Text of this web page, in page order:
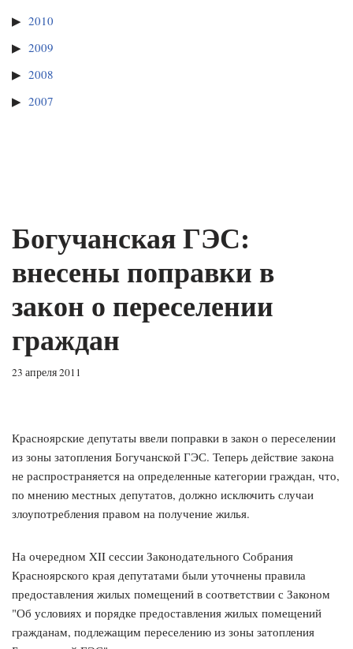
2010
2009
2008
2007
Богучанская ГЭС:
внесены поправки в
закон о переселении
граждан
23 апреля 2011
Красноярские депутаты ввели поправки в закон о переселении
из зоны затопления Богучанской ГЭС. Теперь действие закона
не распространяется на определенные категории граждан, что,
по мнению местных депутатов, должно исключить случаи
злоупотребления правом на получение жилья.
На очередном XII сессии Законодательного Собрания
Красноярского края депутатами были уточнены правила
предоставления жилых помещений в соответствии с Законом
"Об условиях и порядке предоставления жилых помещений
гражданам, подлежащим переселению из зоны затопления